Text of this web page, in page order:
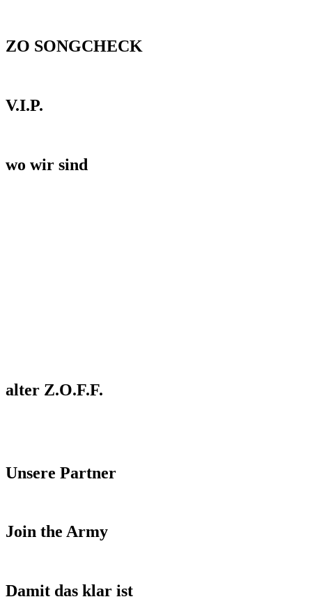
ZO SONGCHECK
V.I.P.
wo wir sind
alter Z.O.F.F.
Unsere Partner
Join the Army
Damit das klar ist